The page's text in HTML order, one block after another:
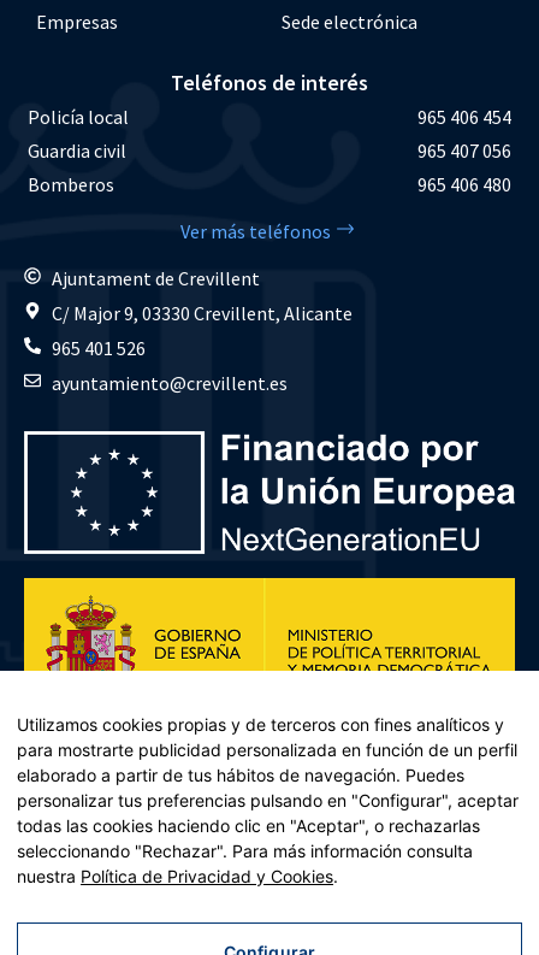
Empresas
Sede electrónica
Teléfonos de interés
Policía local
965 406 454
Guardia civil
965 407 056
Bomberos
965 406 480
Ver más teléfonos
Ajuntament de Crevillent
C/ Major 9, 03330 Crevillent, Alicante
965 401 526
ayuntamiento@crevillent.es
Plan de Recuperación, Transformación y Resiliencia – Financiado por
Recuperación y resiliencia, establecido por el Reglamento (UE)
2021/241 del Parlamento Europeo y del Consejo, de 12 de febrero
Utilizamos cookies propias y de terceros con fines analíticos y
para mostrarte publicidad personalizada en función de un perfil
elaborado a partir de tus hábitos de navegación. Puedes
personalizar tus preferencias pulsando en "Configurar", aceptar
todas las cookies haciendo clic en "Aceptar", o rechazarlas
seleccionando "Rechazar". Para más información consulta
nuestra Política de Privacidad y Cookies.